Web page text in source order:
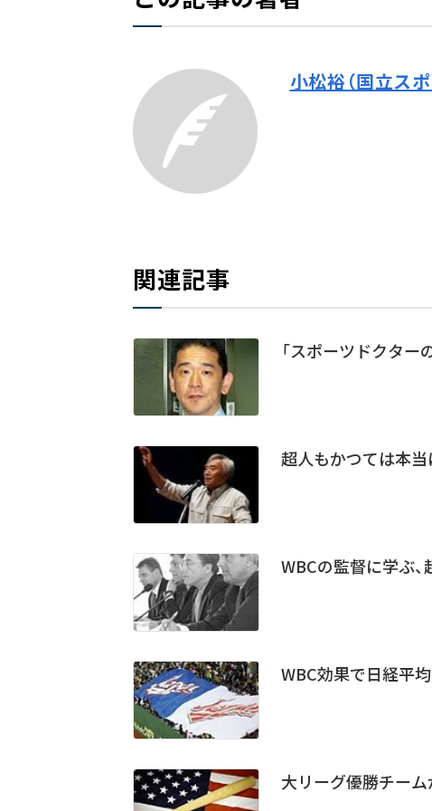
小松裕（国立ス
関連記事
「スポーツドクター
超人もかつては本当
WBCの監督に学ぶ
WBC効果で日経平
大リーグ優勝チー